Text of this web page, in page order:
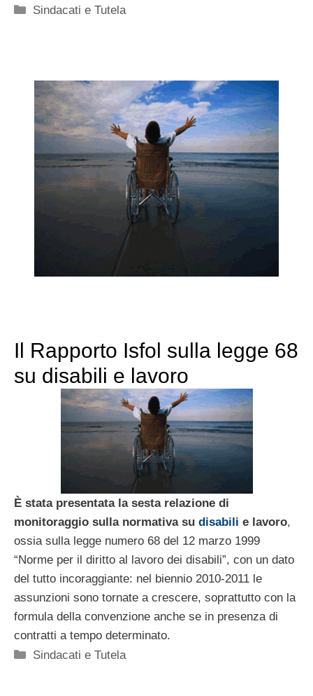
Categorie
Sindacati e Tutela
Il Rapporto Isfol sulla legge 68
su disabili e lavoro
È stata presentata la sesta relazione di
monitoraggio sulla normativa su disabili e lavoro,
ossia sulla legge numero 68 del 12 marzo 1999
“Norme per il diritto al lavoro dei disabili”, con un dato
del tutto incoraggiante: nel biennio 2010-2011 le
assunzioni sono tornate a crescere, soprattutto con la
formula della convenzione anche se in presenza di
contratti a tempo determinato.
Categorie
Sindacati e Tutela